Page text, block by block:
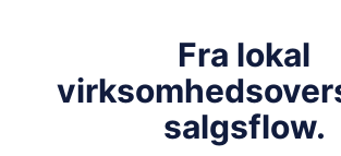
Fra lokal
salgsflow.